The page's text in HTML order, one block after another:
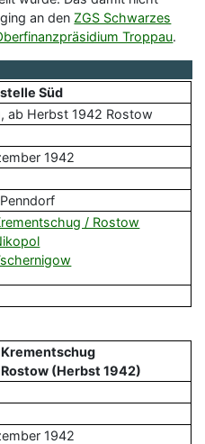
ging an denZGS Schwarzes
Troppau.
Süd
ab Herbst 1942 Rostow
1942
/ Rostow
(Herbst 1942)
1942